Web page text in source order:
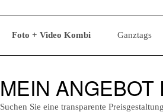
Foto + Video Kombi Ganztags
MEIN ANGEBOT
Suchen Sie eine transparente